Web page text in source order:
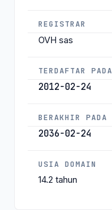
REGISTRAR
OVH sas
TERDAFTAR PADA
2012-02-24
BERAKHIR PADA
2036-02-24
USIA DOMAIN
14.2 tahun